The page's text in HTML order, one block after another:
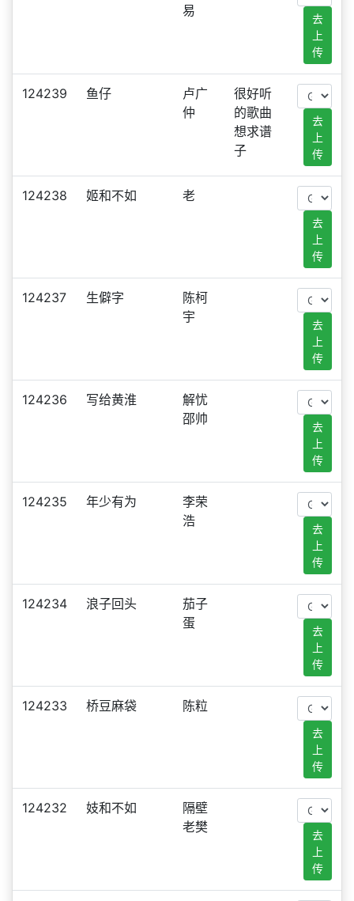
易
去
上
传
124239 鱼仔
卢广
仲
很好听
的歌曲
想求谱
子
去
上
传
124238 姬和不如 老
去
上
传
124237 生僻字
陈柯
宇
去
上
传
124236 写给黄淮
解忧
邵帅
去
上
传
124235 年少有为
李荣
浩
去
上
传
124234 浪子回头
茄子
蛋
去
上
传
124233 桥豆麻袋 陈粒
去
上
传
124232 妓和不如
隔壁
老樊
去
上
传